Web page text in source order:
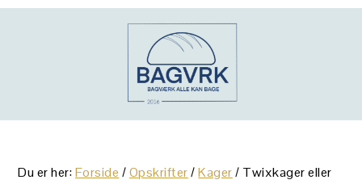
Gå
Skip
Gå
Du er her:Forside /Opskrifter / Kager / Twixkager eller